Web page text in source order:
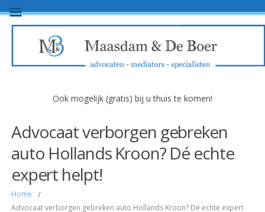
Ook mogelijk (gratis) bij u thuis te komen!
Advocaat verborgen gebreken
auto Hollands Kroon? Dé echte
expert helpt!
Home /
Advocaat verborgen gebreken auto Hollands Kroon? Dé echte expert